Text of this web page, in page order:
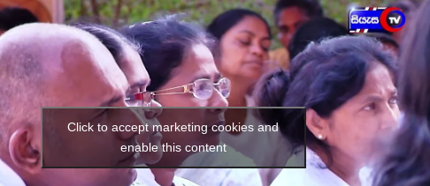
Click to accept marketing cookies and
enable this content